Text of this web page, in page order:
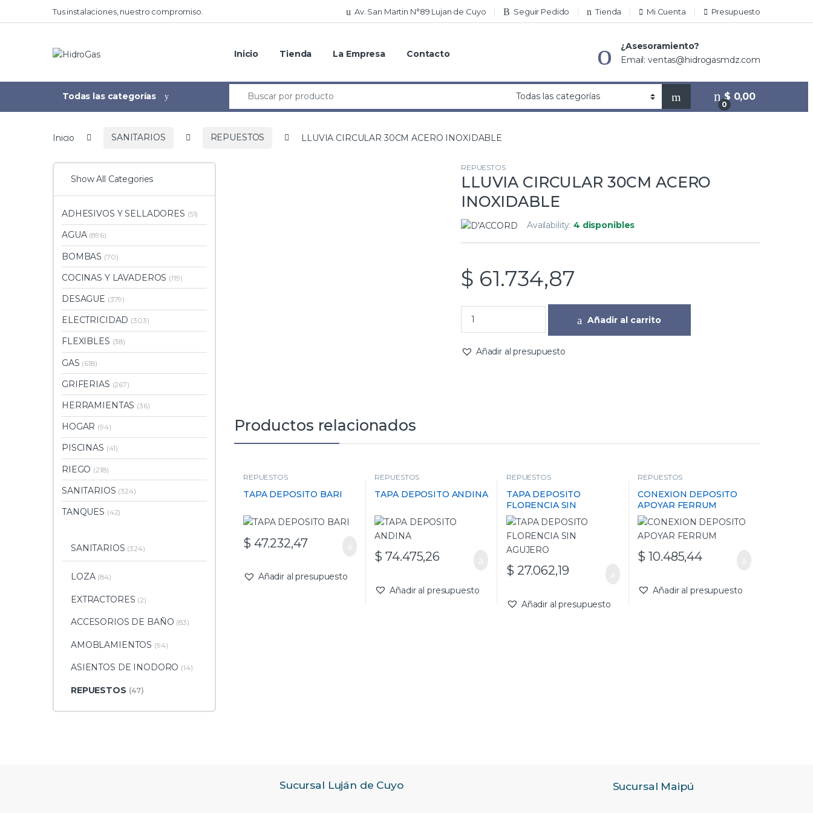
Tus instalaciones, nuestro compromiso. Av. San Martin N°89 Lujan de Cuyo Seguir Pedido Tienda Mi Cuenta Presupuesto
Inicio Tienda La Empresa Contacto
¿Asesoramiento?
Email: ventas@hidrogasmdz.com
Todas las categorías
0
$ 0,00
Inicio SANITARIOS REPUESTOS LLUVIA CIRCULAR 30CM ACERO INOXIDABLE
REPUESTOS
LLUVIA CIRCULAR 30CM ACERO
INOXIDABLE
Availability:4 disponibles
$ 61.734,87
Añadir al carrito
Añadir al presupuesto
Productos relacionados
REPUESTOS
TAPA DEPOSITO BARI
$ 47.232,47
Añadir al presupuesto
REPUESTOS
TAPA DEPOSITO ANDINA
$ 74.475,26
Añadir al presupuesto
REPUESTOS
TAPA DEPOSITO
FLORENCIA SIN
AGUJERO
$ 27.062,19
Añadir al presupuesto
REPUESTOS
CONEXION DEPOSITO
APOYAR FERRUM
$ 10.485,44
Añadir al presupuesto
Show All Categories
ADHESIVOS Y SELLADORES (51)
AGUA (896)
BOMBAS (70)
COCINAS Y LAVADEROS (119)
DESAGUE (379)
ELECTRICIDAD (303)
FLEXIBLES (38)
GAS (618)
GRIFERIAS (267)
HERRAMIENTAS (36)
HOGAR (94)
PISCINAS (41)
RIEGO (218)
SANITARIOS (324)
TANQUES (42)
SANITARIOS (324)
LOZA (84)
EXTRACTORES (2)
ACCESORIOS DE BAÑO (83)
AMOBLAMIENTOS (94)
ASIENTOS DE INODORO (14)
REPUESTOS (47)
Sucursal Luján de Cuyo Sucursal Maipú